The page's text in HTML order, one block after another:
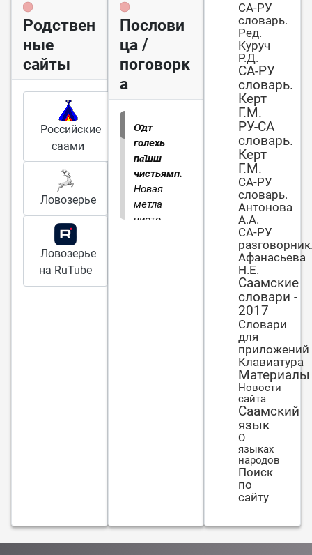
Родствен
ные
сайты
Российские
саами
Ловозерье
Ловозерье
на RuTube
Послови
ца /
поговорк
а
О̄дт
голехь
па̄шш
чистьямп.
Новая
метла
чисто
СА-РУ
словарь.
Ред.
Куруч
Р.Д.
СА-РУ
словарь.
Керт
Г.М.
РУ-СА
словарь.
Керт
Г.М.
СА-РУ
словарь.
Антонова
А.А.
СА-РУ
Афанасьева
Н.Е.
Саамские
словари -
2017
Словари
для
приложений
Клавиатура
Материалы
Новости
сайта
Саамский
язык
О
языках
народов
Поиск
по
сайту